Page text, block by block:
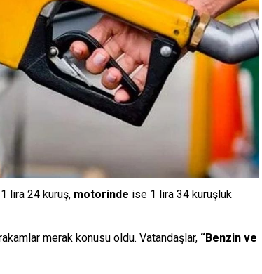
lira 24 kuruş, motorinde ise 1 lira 34 kuruşluk
merak konusu oldu. Vatandaşlar, “Benzin ve